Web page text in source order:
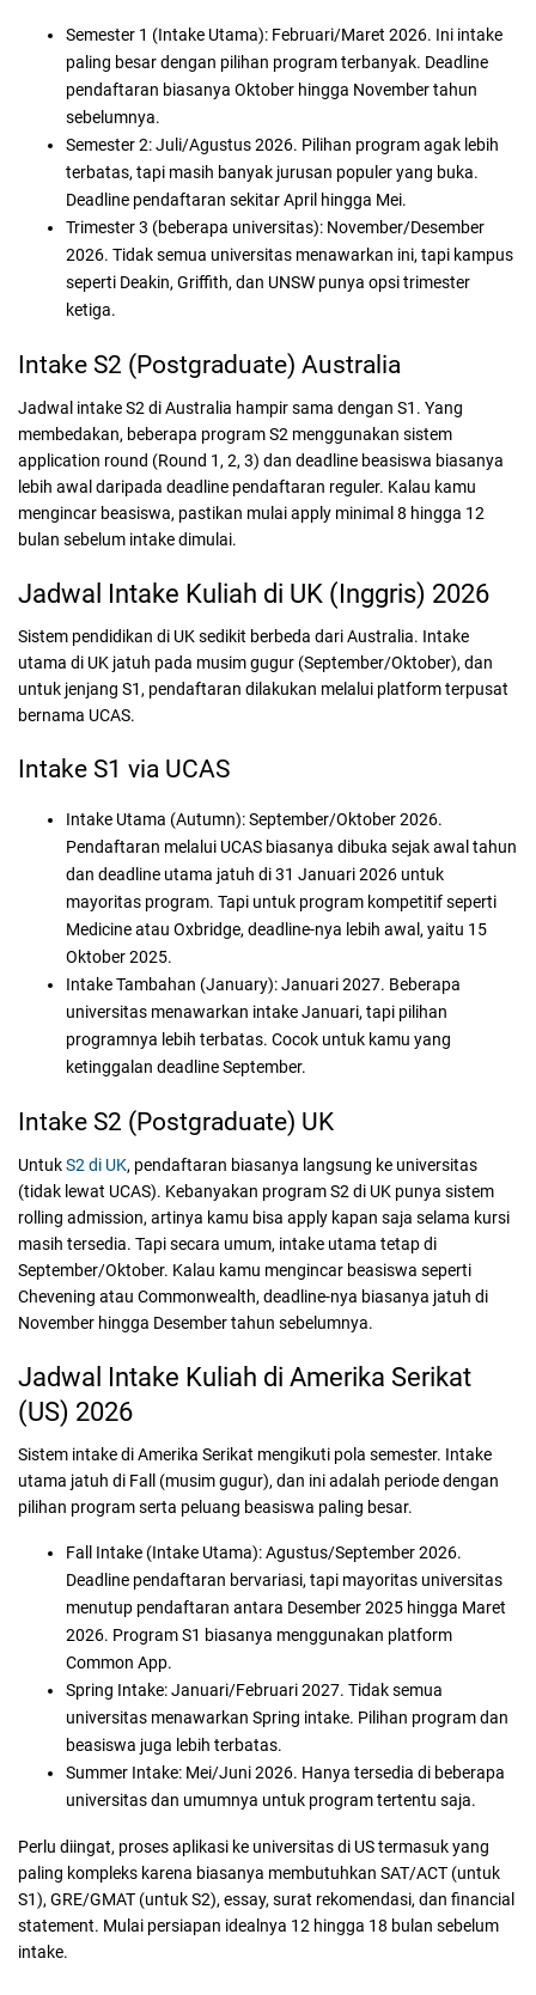
Semester 1 (Intake Utama): Februari/Maret 2026. Ini intake
paling besar dengan pilihan program terbanyak. Deadline
pendaftaran biasanya Oktober hingga November tahun
sebelumnya.
Semester 2: Juli/Agustus 2026. Pilihan program agak lebih
terbatas, tapi masih banyak jurusan populer yang buka.
Deadline pendaftaran sekitar April hingga Mei.
Trimester 3 (beberapa universitas): November/Desember
2026. Tidak semua universitas menawarkan ini, tapi kampus
seperti Deakin, Griffith, dan UNSW punya opsi trimester
ketiga.
Intake S2 (Postgraduate) Australia
Jadwal intake S2 di Australia hampir sama dengan S1. Yang
membedakan, beberapa program S2 menggunakan sistem
application round (Round 1, 2, 3) dan deadline beasiswa biasanya
lebih awal daripada deadline pendaftaran reguler. Kalau kamu
mengincar beasiswa, pastikan mulai apply minimal 8 hingga 12
bulan sebelum intake dimulai.
Jadwal Intake Kuliah di UK (Inggris) 2026
Sistem pendidikan di UK sedikit berbeda dari Australia. Intake
utama di UK jatuh pada musim gugur (September/Oktober), dan
untuk jenjang S1, pendaftaran dilakukan melalui platform terpusat
bernama UCAS.
Intake S1 via UCAS
Intake Utama (Autumn):September/Oktober 2026.
Pendaftaran melalui UCAS biasanya dibuka sejak awal tahun
dan deadline utama jatuh di 31 Januari 2026 untuk
mayoritas program. Tapi untuk program kompetitif seperti
Medicine atau Oxbridge, deadline-nya lebih awal, yaitu 15
Oktober 2025.
Intake Tambahan (January):Januari 2027. Beberapa
universitas menawarkan intake Januari, tapi pilihan
programnya lebih terbatas. Cocok untuk kamu yang
ketinggalan deadline September.
Intake S2 (Postgraduate) UK
UntukS2 di UK, pendaftaran biasanya langsung ke universitas
(tidak lewat UCAS). Kebanyakan program S2 di UK punya sistem
rolling admission, artinya kamu bisa apply kapan saja selama kursi
masih tersedia. Tapi secara umum, intake utama tetap di
September/Oktober. Kalau kamu mengincar beasiswa seperti
Chevening atau Commonwealth, deadline-nya biasanya jatuh di
November hingga Desember tahun sebelumnya.
Jadwal Intake Kuliah di Amerika Serikat
(US) 2026
Sistem intake di Amerika Serikat mengikuti pola semester. Intake
utama jatuh di Fall (musim gugur), dan ini adalah periode dengan
pilihan program serta peluang beasiswa paling besar.
Fall Intake (Intake Utama):Agustus/September 2026.
Deadline pendaftaran bervariasi, tapi mayoritas universitas
menutup pendaftaran antara Desember 2025 hingga Maret
2026. Program S1 biasanya menggunakan platform
Common App.
Spring Intake:Januari/Februari 2027. Tidak semua
universitas menawarkan Spring intake. Pilihan program dan
beasiswa juga lebih terbatas.
Summer Intake: Mei/Juni 2026. Hanya tersedia di beberapa
universitas dan umumnya untuk program tertentu saja.
Perlu diingat, proses aplikasi ke universitas di US termasuk yang
paling kompleks karena biasanya membutuhkan SAT/ACT (untuk
S1), GRE/GMAT (untuk S2), essay, surat rekomendasi, dan financial
statement. Mulai persiapan idealnya 12 hingga 18 bulan sebelum
intake.